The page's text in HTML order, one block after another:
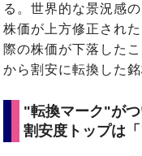
る。世界的な景況感
株価が上方修正され
際の株価が下落した
から割安に転換した
"転換マーク"が
割安度トップは